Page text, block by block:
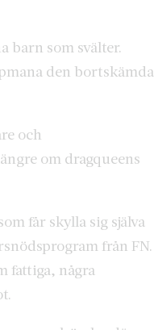
barn som svälter.
den bortskämda
och
om dragqueens
får skylla sig själva
från FN.
fattiga, några